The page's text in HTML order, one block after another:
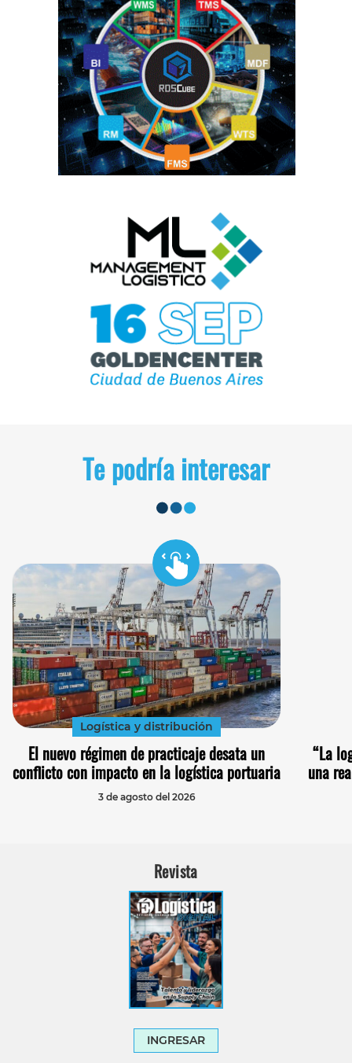
Te podría interesar
Logística y distribución
El nuevo régimen de practicaje desata un
conflicto con impacto en la logística portuaria
3 de agosto del 2026
“La
una
Revista
INGRESAR